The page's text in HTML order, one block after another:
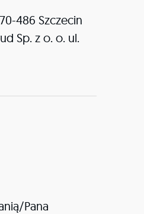
486 Szczecin
Sp. z o. o. ul.
Pana